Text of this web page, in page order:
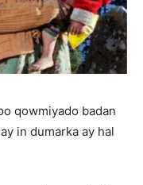
qowmiyado badan
in dumarka ay hal